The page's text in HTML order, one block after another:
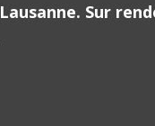
Sur